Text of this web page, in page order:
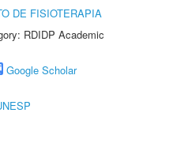
DE FISIOTERAPIA
RDIDP Academic
Google Scholar